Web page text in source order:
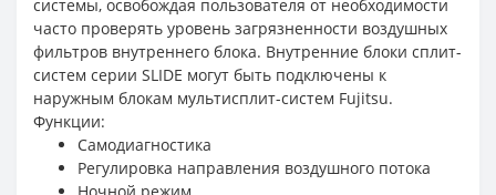
системы, освобождая пользователя от необходимости
часто проверять уровень загрязненности воздушных
фильтров внутреннего блока. Внутренние блоки сплит-
систем серии SLIDE могут быть подключены к
наружным блокам мультисплит-систем Fujitsu.
Функции:
Самодиагностика
Регулировка направления воздушного потока
Ночной режим